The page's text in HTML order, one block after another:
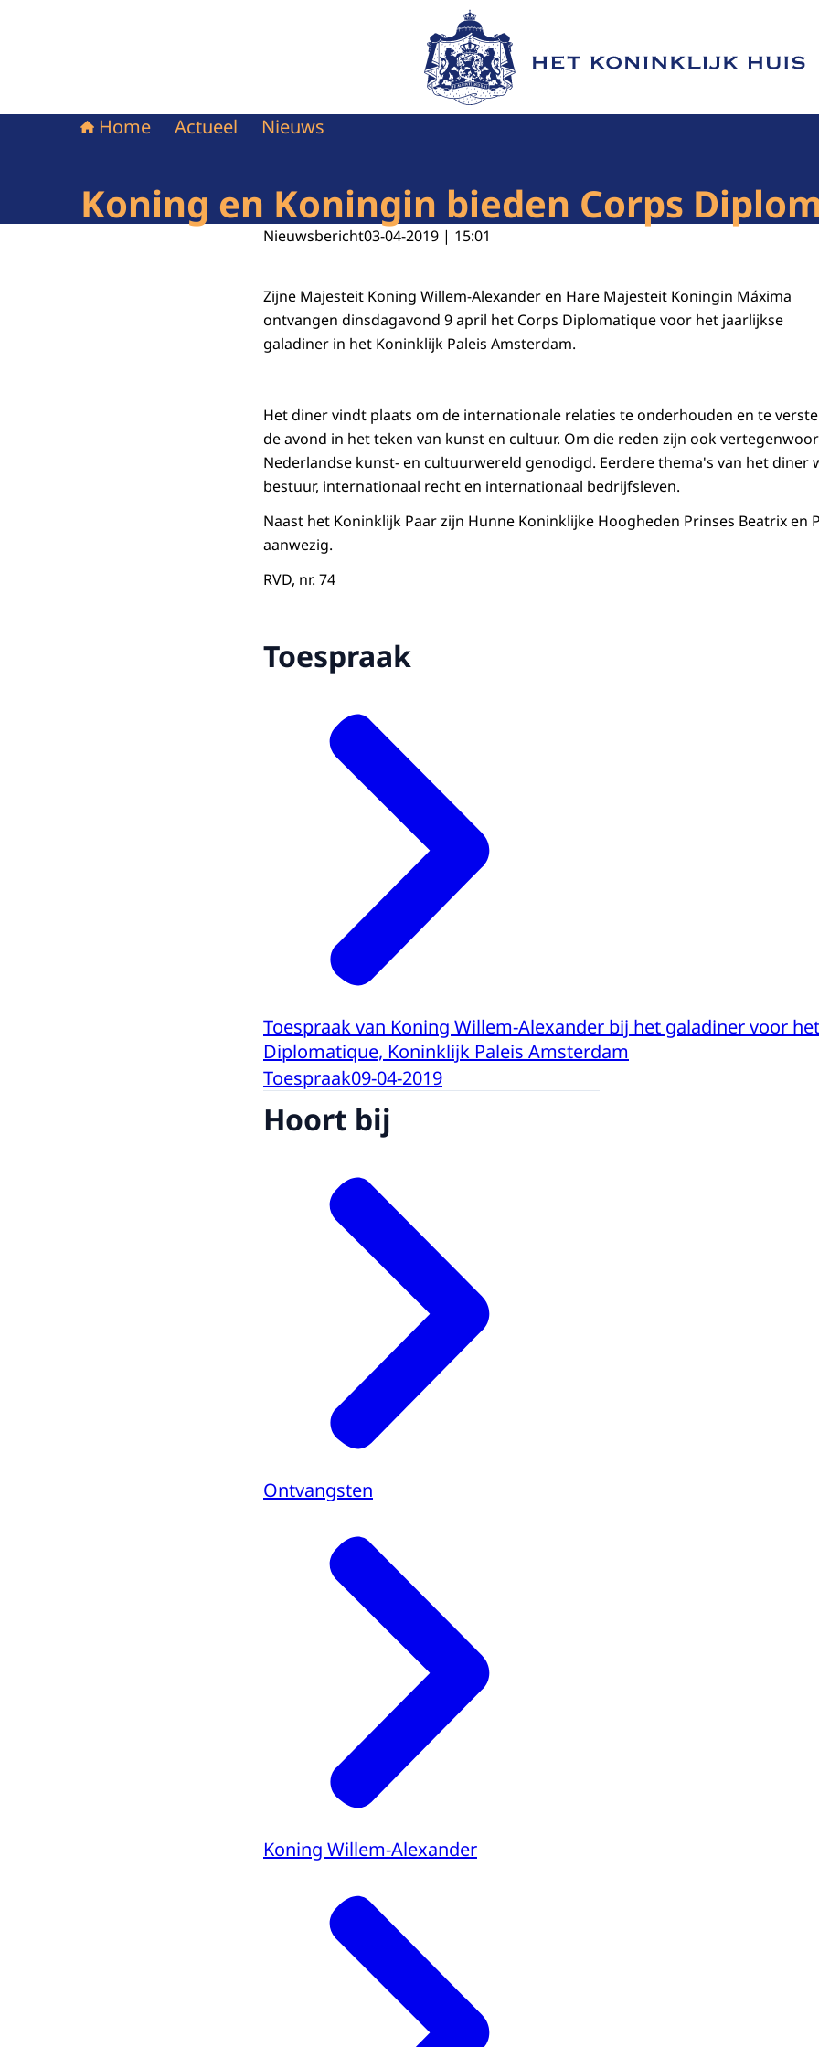
Naar de homepage van Het Koninklijk Huis
Home Actueel Nieuws
Koning en Koningin bieden Corps
Nieuwsbericht03-04-2019 | 15:01
Zijne Majesteit Koning Willem-Alexander en Hare Majesteit Koningin Máxima
ontvangen dinsdagavond 9 april het Corps Diplomatique voor het jaarlijkse
galadiner in het Koninklijk Paleis Amsterdam.
Het diner vindt plaats om de internationale relaties te onderhouden en te
de avond in het teken van kunst en cultuur. Om die reden zijn ook
Nederlandse kunst- en cultuurwereld genodigd. Eerdere thema's van het diner
bestuur, internationaal recht en internationaal bedrijfsleven.
Naast het Koninklijk Paar zijn Hunne Koninklijke Hoogheden Prinses Beatrix en
aanwezig.
RVD, nr. 74
Toespraak
Toespraak van Koning Willem-Alexander bij het galadiner voor
Diplomatique, Koninklijk Paleis Amsterdam
Toespraak09-04-2019
Hoort bij
Ontvangsten
Koning Willem-Alexander